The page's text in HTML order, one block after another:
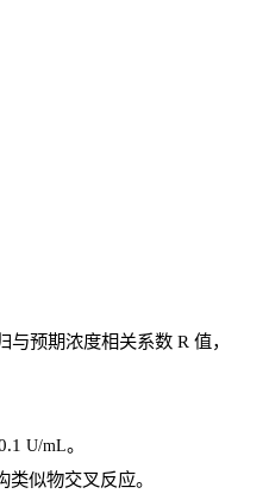
与预期浓度相关系数 R 值，
U/mL。
似物交叉反应。